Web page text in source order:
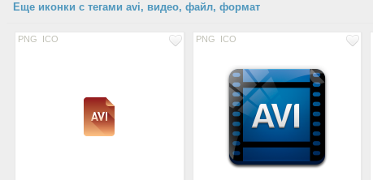
Еще иконки с тегами avi, видео, файл, формат
PNG ICO PNG ICO